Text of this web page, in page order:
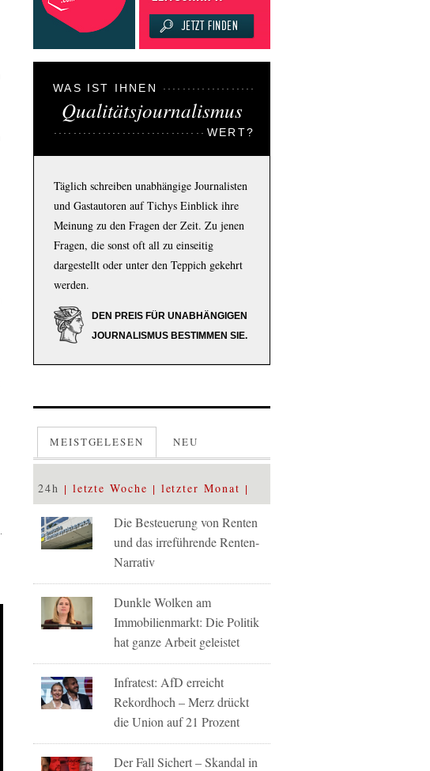
WAS IST IHNEN
Qualitätsjournalismus
WERT?
Täglich schreiben unabhängige Journalisten
und Gastautoren auf Tichys Einblick ihre
Meinung zu den Fragen der Zeit. Zu jenen
Fragen, die sonst oft all zu einseitig
dargestellt oder unter den Teppich gekehrt
werden.
DEN PREIS FÜR UNABHÄNGIGEN
JOURNALISMUS BESTIMMEN SIE.
MEISTGELESEN NEU
24h letzte Woche letzter Monat
Die Besteuerung von Renten
und das irreführende Renten-
Narrativ
Dunkle Wolken am
Immobilienmarkt: Die Politik
hat ganze Arbeit geleistet
Infratest: AfD erreicht
Rekordhoch – Merz drückt
die Union auf 21 Prozent
Der Fall Sichert – Skandal in